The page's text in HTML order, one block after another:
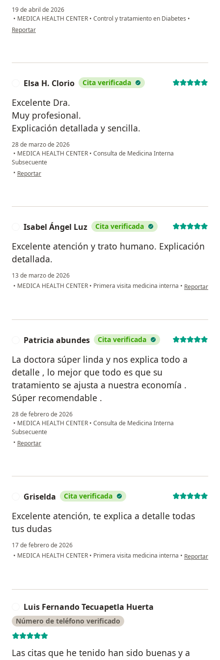
19 de abril de 2026
• MEDICA HEALTH CENTER • Control y tratamiento en Diabetes •
en opinión del usuario M.S.
Reportar
Elsa H. Clorio Cita verificada
Excelente Dra.
Muy profesional.
Explicación detallada y sencilla.
28 de marzo de 2026
• MEDICA HEALTH CENTER • Consulta de Medicina Interna
Subsecuente
• en opinión del usuario Elsa H. Clorio
Reportar
Isabel Ángel Luz Cita verificada
Excelente atención y trato humano. Explicación
detallada.
13 de marzo de 2026
• MEDICA HEALTH CENTER • Primera visita medicina interna • en opinión
Reportar
Patricia abundes Cita verificada
La doctora súper linda y nos explica todo a
detalle , lo mejor que todo es que su
tratamiento se ajusta a nuestra economía .
Súper recomendable .
28 de febrero de 2026
• MEDICA HEALTH CENTER • Consulta de Medicina Interna
Subsecuente
• en opinión del usuario Patricia abundes
Reportar
Griselda Cita verificada
Excelente atención, te explica a detalle todas
tus dudas
17 de febrero de 2026
• MEDICA HEALTH CENTER • Primera visita medicina interna • en opinión
Reportar
Luis Fernando Tecuapetla Huerta
Número de teléfono verificado
Las citas que he tenido han sido buenas y a